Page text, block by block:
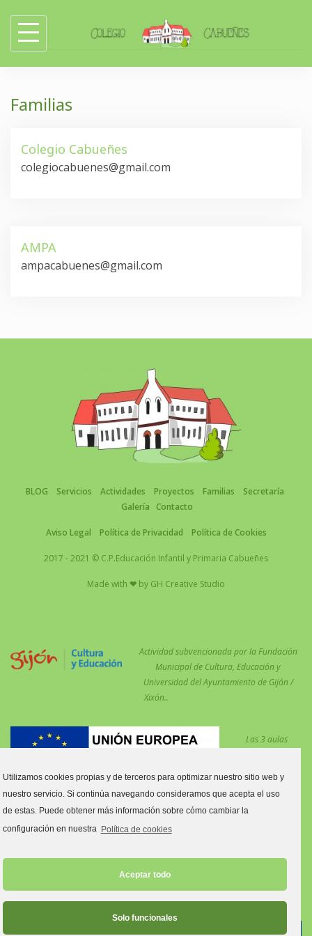
content
Familias
Colegio Cabueñes
colegiocabuenes@gmail.com
AMPA
ampacabuenes@gmail.com
BLOG Servicios Actividades Proyectos Familias
Secretaría
Galería
Contacto
Aviso Legal Política de Privacidad Política de Cookies
2017 - 2021 © C.P.Educación Infantil y Primaria Cabueñes
Made with ❤ by GH Creative Studio
Actividad subvencionada por la Fundación
Municipal de Cultura, Educación y
Universidad del Ayuntamiento de Gijón /
Xixón..
Las 3 aulas
reforzar las
medidas COVID están financiadas por el Fondo Social Europeo.
Estas aulas son:
Aula primero y segundo de Primaria C.
Utilizamos cookies propias y de terceros para optimizar nuestro sitio web y
nuestro servicio. Si continúa navegando consideramos que acepta el uso
de estas. Puede obtener más información sobre cómo cambiar la
configuración en nuestra Política de cookies
Aceptar todo
Solo funcionales